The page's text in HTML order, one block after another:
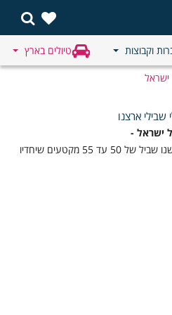
וקבוצות טיולים בארץ
ישראל
ארצנו
ישראל -
אולי ידעתם ואולי לא, אבל בישראל ישנו שביל של 50 עד 55 מקטעים שיחדיו
שביל טיול שעובר בהרי הגליל
התחתון עד הים התיכון, משם לשפלה
ומסתיים בים סוף באילת. השביל מיועד
ביותר לצד שבילי הליכה נוחים